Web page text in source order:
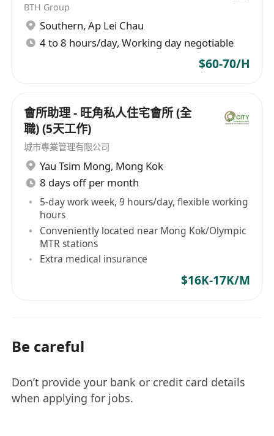
BTH Group
Southern, Ap Lei Chau
4 to 8 hours/day, Working day negotiable
$60-70/H
會所助理 - 旺角私人住宅會所 (全
職) (5天工作)
城市專業管理有限公司
Yau Tsim Mong, Mong Kok
8 days off per month
5-day work week, 9 hours/day, flexible working
hours
Conveniently located near Mong Kok/Olympic
MTR stations
Extra medical insurance
$16K-17K/M
Be careful
Don’t provide your bank or credit card details
when applying for jobs.